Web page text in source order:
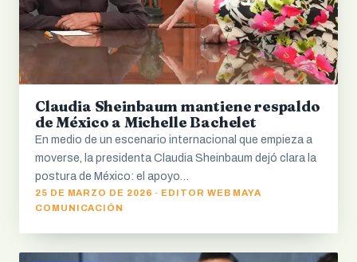
Claudia Sheinbaum mantiene respaldo
de México a Michelle Bachelet
En medio de un escenario internacional que empieza a
moverse, la presidenta Claudia Sheinbaum dejó clara la
postura de México: el apoyo…
25 DE MARZO DE 2026 · EDITOR WEB MAYA
COMUNICACIÓN